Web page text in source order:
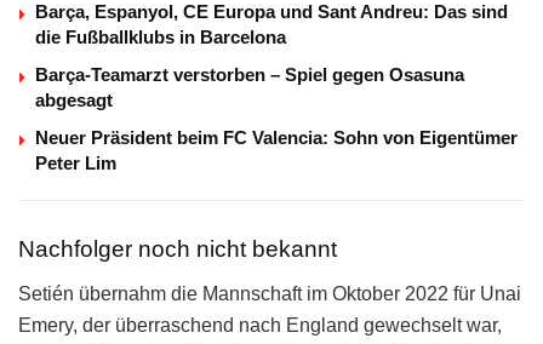
Barça, Espanyol, CE Europa und Sant Andreu: Das sind
die Fußballklubs in Barcelona
Barça-Teamarzt verstorben – Spiel gegen Osasuna
abgesagt
Neuer Präsident beim FC Valencia: Sohn von Eigentümer
Peter Lim
Nachfolger noch nicht bekannt
Setién übernahm die Mannschaft im Oktober 2022 für Unai
Emery, der überraschend nach England gewechselt war,